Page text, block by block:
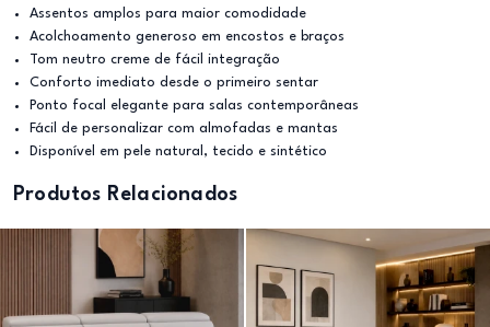
Assentos amplos para maior comodidade
Acolchoamento generoso em encostos e braços
Tom neutro creme de fácil integração
Conforto imediato desde o primeiro sentar
Ponto focal elegante para salas contemporâneas
Fácil de personalizar com almofadas e mantas
Disponível em pele natural, tecido e sintético
Produtos Relacionados